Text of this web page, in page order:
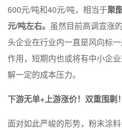
600元/吨和40元/吨，相当于聚
元/吨左右。 虽然目前高调宣涨
头企业在行业内一直是风向标
作用，短期内也或将有中小企
解一定的成本压力。
下游无单+上游涨价！双重围剿
面对如此严峻的形势，粉末涂